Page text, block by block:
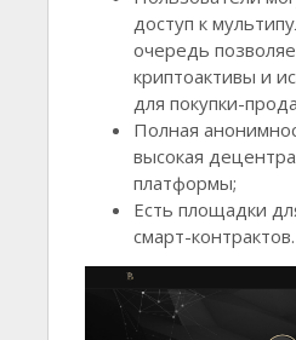
доступ к
очередь
криптоактивы и
для покупки-
Полная
высокая
платформы;
Есть площадки
смарт-контрактов.